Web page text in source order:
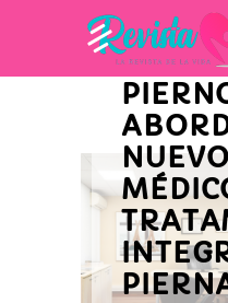
INNOVACIÓN Y
EL